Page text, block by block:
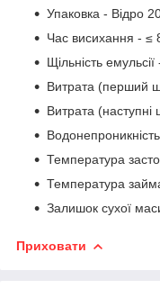
Упаковка - Відро
Час висихання - ≤
Щільність
Витрата (перший
Витрата
Температура
Температура
Залишок сухої
Приховати